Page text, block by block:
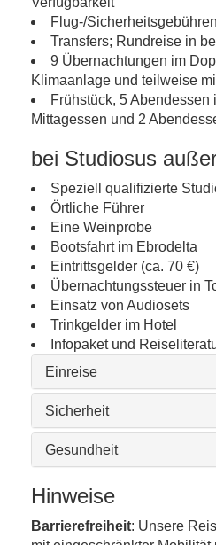
Flug-/
Transfers; Rundreise in
9 Übernachtungen im
Klimaanlage und teilweise
Frühstück, 5 Abendessen
Mittagessen und 2
bei Studiosus
Speziell qualifizierte
Örtliche Führer
Eine Weinprobe
Bootsfahrt im Ebrodelta
Eintrittsgelder (ca. 70 €)
Übernachtungssteuer in
Einsatz von Audiosets
Trinkgelder im Hotel
Infopaket und
Einreise
Sicherheit
Gesundheit
Hinweise
Barrierefreiheit: Unsere